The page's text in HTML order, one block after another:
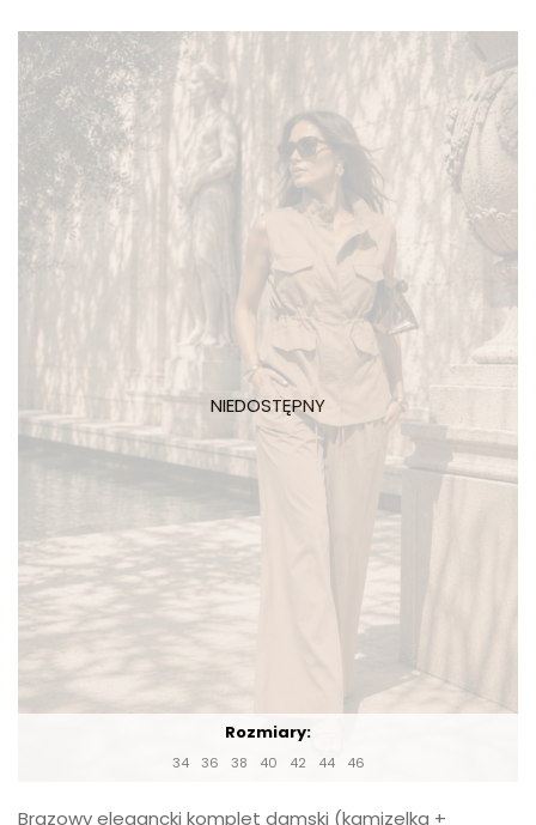
589,00 zł.449,00 zł.
Rozmiary:
34 36 38 40 42 44 46
Brązowy elegancki komplet damski (kamizelka +